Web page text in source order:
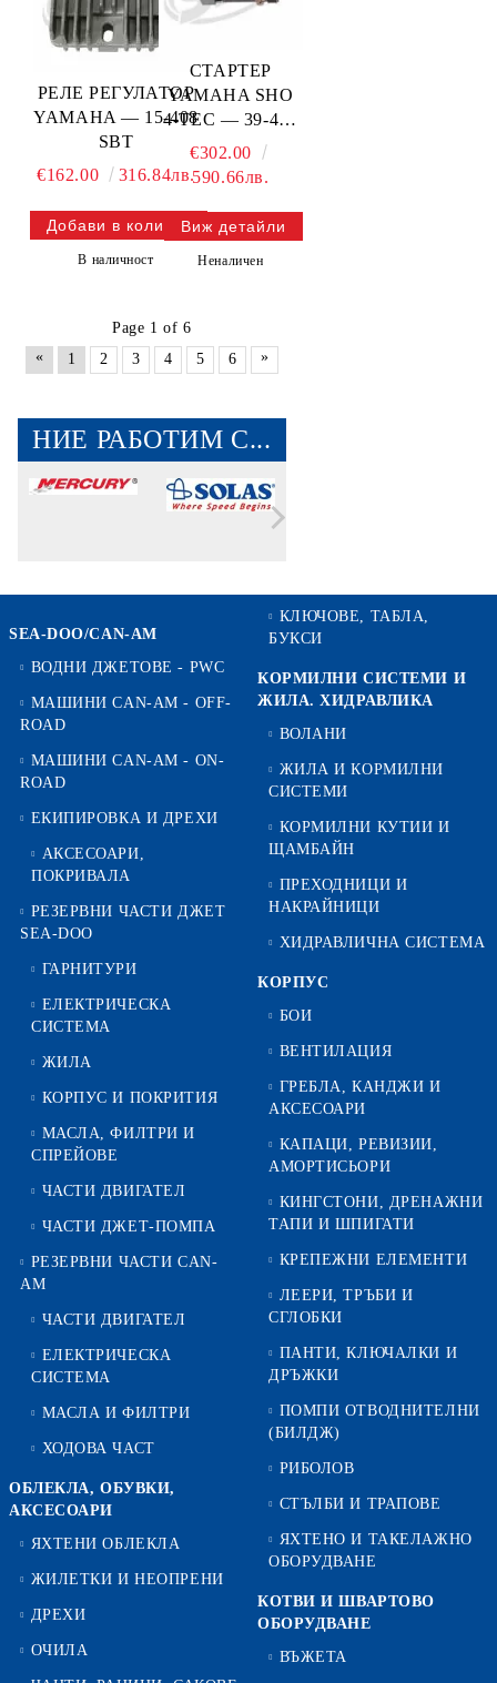
РЕЛЕ РЕГУЛАТОР
YAMAHA — 15-408
SBT
€162.00
316.84лв.
В наличност
СТАРТЕР
YAMAHA SHO
4-TEC — 39-412
SBT
€302.00
590.66лв.
Виж детайли
Неналичен
Page 1 of 6
«
1 2 3 4 5 6 »
НИЕ РАБОТИМ С...
SEA-DOO/CAN-AM
ВОДНИ ДЖЕТОВЕ - PWC
МАШИНИ CAN-AM - OFF-
ROAD
МАШИНИ CAN-AM - ON-
ROAD
ЕКИПИРОВКА И ДРЕХИ
АКСЕСОАРИ,
ПОКРИВАЛА
РЕЗЕРВНИ ЧАСТИ ДЖЕТ
SEA-DOO
ГАРНИТУРИ
ЕЛЕКТРИЧЕСКА
СИСТЕМА
ЖИЛА
КОРПУС И ПОКРИТИЯ
МАСЛА, ФИЛТРИ И
СПРЕЙОВЕ
ЧАСТИ ДВИГАТЕЛ
ЧАСТИ ДЖЕТ-ПОМПА
РЕЗЕРВНИ ЧАСТИ CAN-
AM
ЧАСТИ ДВИГАТЕЛ
ЕЛЕКТРИЧЕСКА
СИСТЕМА
МАСЛА И ФИЛТРИ
ХОДОВА ЧАСТ
ОБЛЕКЛА, ОБУВКИ,
АКСЕСОАРИ
ЯХТЕНИ ОБЛЕКЛА
ЖИЛЕТКИ И НЕОПРЕНИ
ДРЕХИ
ОЧИЛА
КЛЮЧОВЕ, ТАБЛА,
БУКСИ
КОРМИЛНИ СИСТЕМИ И
ЖИЛА. ХИДРАВЛИКА
ВОЛАНИ
ЖИЛА И КОРМИЛНИ
СИСТЕМИ
КОРМИЛНИ КУТИИ И
ЩАМБАЙН
ПРЕХОДНИЦИ И
НАКРАЙНИЦИ
ХИДРАВЛИЧНА СИСТЕМА
КОРПУС
БОИ
ВЕНТИЛАЦИЯ
ГРЕБЛА, КАНДЖИ И
АКСЕСОАРИ
КАПАЦИ, РЕВИЗИИ,
АМОРТИСЬОРИ
КИНГСТОНИ, ДРЕНАЖНИ
ТАПИ И ШПИГАТИ
КРЕПЕЖНИ ЕЛЕМЕНТИ
ЛЕЕРИ, ТРЪБИ И
СГЛОБКИ
ПАНТИ, КЛЮЧАЛКИ И
ДРЪЖКИ
ПОМПИ ОТВОДНИТЕЛНИ
(БИЛДЖ)
РИБОЛОВ
СТЪЛБИ И ТРАПОВЕ
ЯХТЕНО И ТАКЕЛАЖНО
ОБОРУДВАНЕ
КОТВИ И ШВАРТОВО
ОБОРУДВАНЕ
ВЪЖЕТА